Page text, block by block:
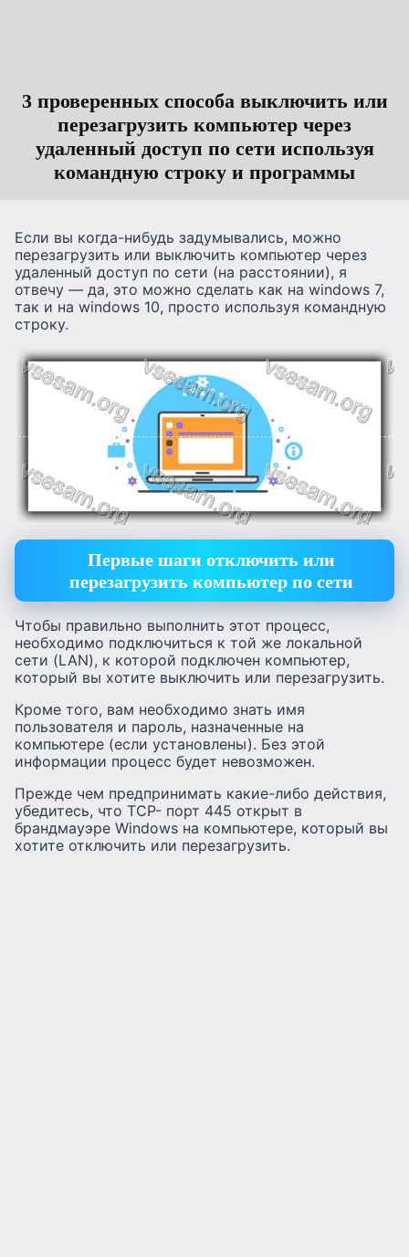
3 проверенных способа выключить или
перезагрузить компьютер через
удаленный доступ по сети используя
командную строку и программы
Если вы когда-нибудь задумывались, можно
перезагрузить или выключить компьютер через
удаленный доступ по сети (на расстоянии), я
отвечу — да, это можно сделать как на windows 7,
так и на windows 10, просто используя командную
строку.
Первые шаги отключить или
перезагрузить компьютер по сети
Чтобы правильно выполнить этот процесс,
необходимо подключиться к той же локальной
сети (LAN), к которой подключен компьютер,
который вы хотите выключить или перезагрузить.
Кроме того, вам необходимо знать имя
пользователя и пароль, назначенные на
компьютере (если установлены). Без этой
информации процесс будет невозможен.
Прежде чем предпринимать какие-либо действия,
убедитесь, что TCP- порт 445 открыт в
брандмауэре Windows на компьютере, который вы
хотите отключить или перезагрузить.